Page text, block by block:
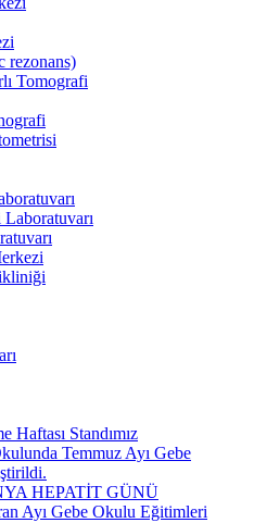
rezonans)
Tomografi
Haftası Standımız
Temmuz Ayı Gebe
HEPATİT GÜNÜ
Ayı Gebe Okulu Eğitimleri